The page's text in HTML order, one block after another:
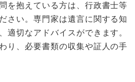
を抱えている方は、行政書士等
さい。専門家は遺言に関する知
適切なアドバイスができます。
り、必要書類の収集や証人の手